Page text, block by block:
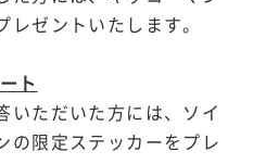
ゼントいたします。
ト
いただいた方には、ソイ
の限定ステッカーをプレ